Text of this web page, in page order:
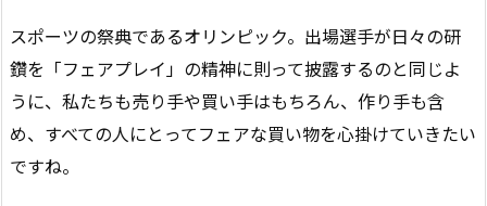
スポーツの祭典であるオリンピック。出場選手が日々の研
鑽を「フェアプレイ」の精神に則って披露するのと同じよ
うに、私たちも売り手や買い手はもちろん、作り手も含
め、すべての人にとってフェアな買い物を心掛けていきたい
ですね。